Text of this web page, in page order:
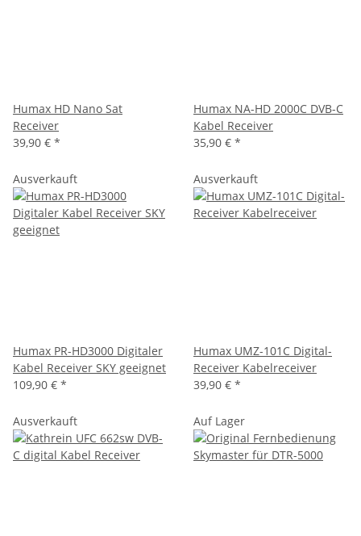
Humax HD Nano Sat
Receiver
39,90 € *
Humax NA-HD 2000C DVB-C
Kabel Receiver
35,90 € *
Ausverkauft
Humax PR-HD3000 Digitaler
Kabel Receiver SKY geeignet
109,90 € *
Ausverkauft
Humax UMZ-101C Digital-
Receiver Kabelreceiver
39,90 € *
Ausverkauft Auf Lager